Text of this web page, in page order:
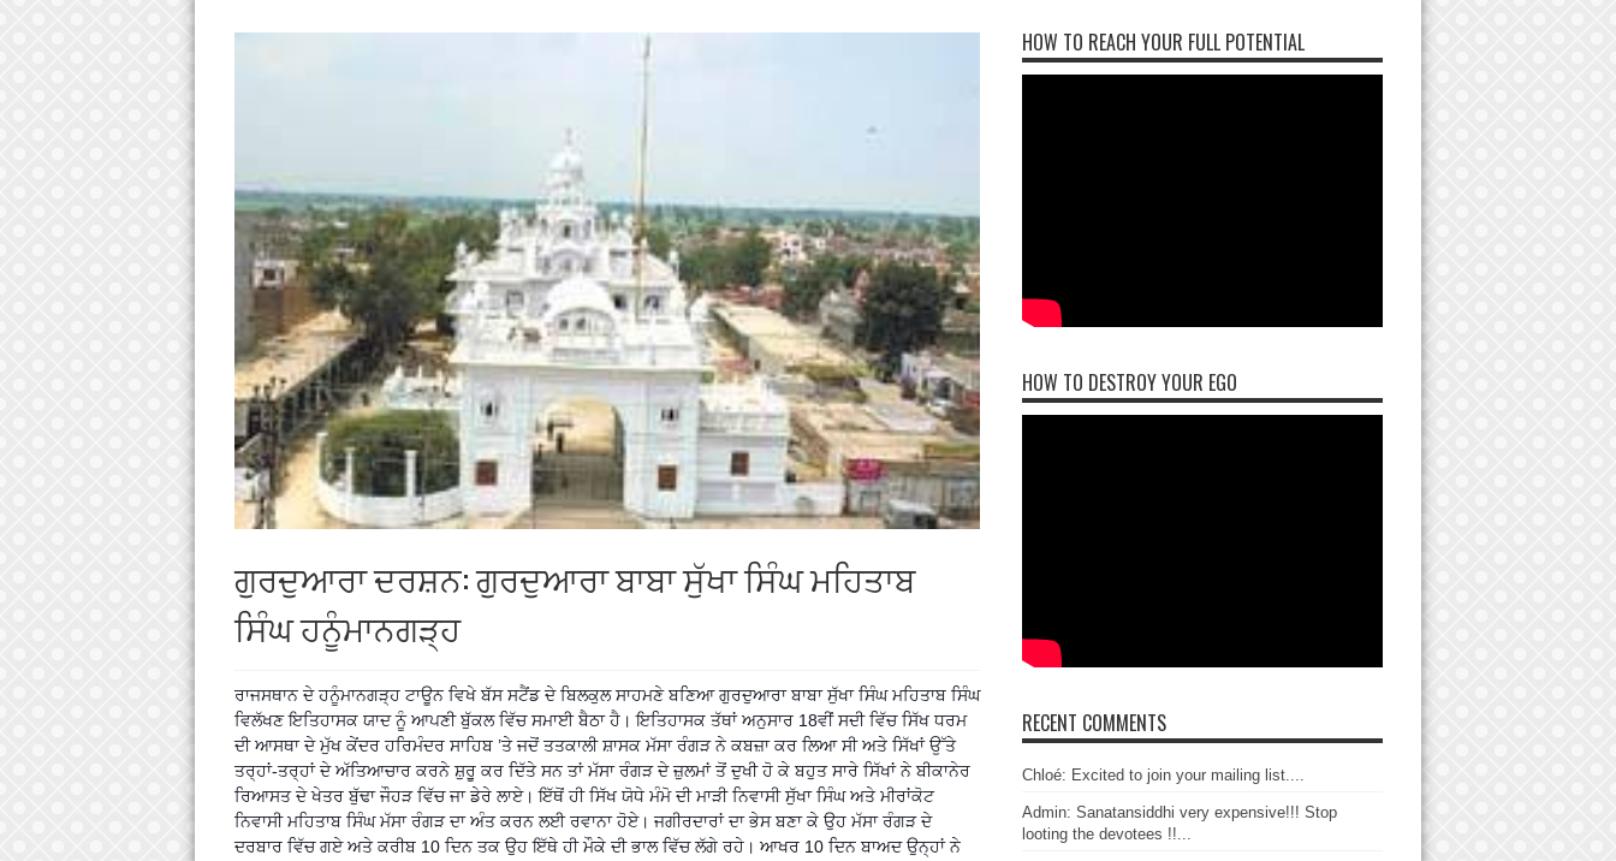
ਗੁਰਦੁਆਰਾ ਦਰਸ਼ਨ: ਗੁਰਦੁਆਰਾ ਬਾਬਾ ਸੁੱਖਾ ਸਿੰਘ ਮਹਿਤਾਬ
ਸਿੰਘ ਹਨੂੰਮਾਨਗੜ੍ਹ
ਰਾਜਸਥਾਨ ਦੇ ਹਨੂੰਮਾਨਗੜ੍ਹ ਟਾਊਨ ਵਿਖੇ ਬੱਸ ਸਟੈਂਡ ਦੇ ਬਿਲਕੁਲ ਸਾਹਮਣੇ ਬਣਿਆ ਗੁਰਦੁਆਰਾ ਬਾਬਾ ਸੁੱਖਾ ਸਿੰਘ ਮਹਿਤਾਬ ਸਿੰਘ
ਵਿਲੱਖਣ ਇਤਿਹਾਸਕ ਯਾਦ ਨੂੰ ਆਪਣੀ ਬੁੱਕਲ ਵਿੱਚ ਸਮਾਈ ਬੈਠਾ ਹੈ। ਇਤਿਹਾਸਕ ਤੱਥਾਂ ਅਨੁਸਾਰ 18ਵੀਂ ਸਦੀ ਵਿੱਚ ਸਿੱਖ ਧਰਮ
ਦੀ ਆਸਥਾ ਦੇ ਮੁੱਖ ਕੇਂਦਰ ਹਰਿਮੰਦਰ ਸਾਹਿਬ ’ਤੇ ਜਦੋਂ ਤਤਕਾਲੀ ਸ਼ਾਸਕ ਮੱਸਾ ਰੰਗੜ ਨੇ ਕਬਜ਼ਾ ਕਰ ਲਿਆ ਸੀ ਅਤੇ ਸਿੱਖਾਂ ਉੱਤੇ
ਤਰ੍ਹਾਂ-ਤਰ੍ਹਾਂ ਦੇ ਅੱਤਿਆਚਾਰ ਕਰਨੇ ਸ਼ੁਰੂੁ ਕਰ ਦਿੱਤੇ ਸਨ ਤਾਂ ਮੱਸਾ ਰੰਗੜ ਦੇ ਜ਼ੁਲਮਾਂ ਤੋਂ ਦੁਖੀ ਹੋ ਕੇ ਬਹੁਤ ਸਾਰੇ ਸਿੱਖਾਂ ਨੇ ਬੀਕਾਨੇਰ
ਰਿਆਸਤ ਦੇ ਖੇਤਰ ਬੁੱਢਾ ਜੌਹੜ ਵਿੱਚ ਜਾ ਡੇਰੇ ਲਾਏ। ਇੱਥੋਂ ਹੀ ਸਿੱਖ ਯੋਧੇ ਮੰਮੋ ਦੀ ਮਾੜੀ ਨਿਵਾਸੀ ਸੁੱਖਾ ਸਿੰਘ ਅਤੇ ਮੀਰਾਂਕੋਟ
ਨਿਵਾਸੀ ਮਹਿਤਾਬ ਸਿੰਘ ਮੱਸਾ ਰੰਗੜ ਦਾ ਅੰਤ ਕਰਨ ਲਈ ਰਵਾਨਾ ਹੋਏ। ਜਗੀਰਦਾਰਾਂ ਦਾ ਭੇਸ ਬਣਾ ਕੇ ਉਹ ਮੱਸਾ ਰੰਗੜ ਦੇ
ਦਰਬਾਰ ਵਿੱਚ ਗਏ ਅਤੇ ਕਰੀਬ 10 ਦਿਨ ਤਕ ਉਹ ਇੱਥੇ ਹੀ ਮੌਕੇ ਦੀ ਭਾਲ ਵਿੱਚ ਲੱਗੇ ਰਹੇ। ਆਖਰ 10 ਦਿਨ ਬਾਅਦ ਉਨ੍ਹਾਂ ਨੇ
HOW TO REACH YOUR FULL POTENTIAL
HOW TO DESTROY YOUR EGO
RECENT COMMENTS
Chloé: Excited to join your mailing list....
Admin: Sanatansiddhi very expensive!!! Stop
looting the devotees !!...